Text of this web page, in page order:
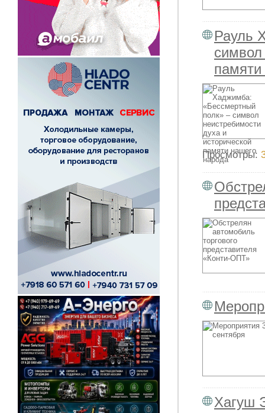
Рауль
символ
Просмотры:
Хагуш